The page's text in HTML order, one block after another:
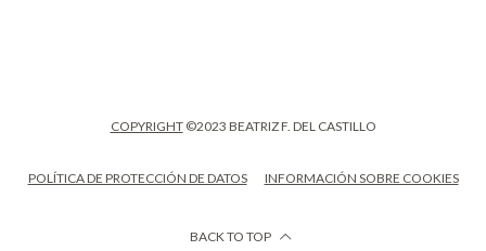
COPYRIGHT©2023 BEATRIZ F. DEL CASTILLO
POLÍTICA DE PROTECCIÓN DE DATOS INFORMACIÓN SOBRE COOKIES
BACK TO TOP